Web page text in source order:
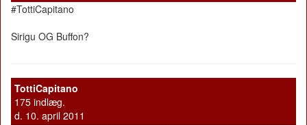
#TottiCapitano
Sirigu OG Buffon?
TottiCapitano
175 indlæg.
d. 10. april 2011